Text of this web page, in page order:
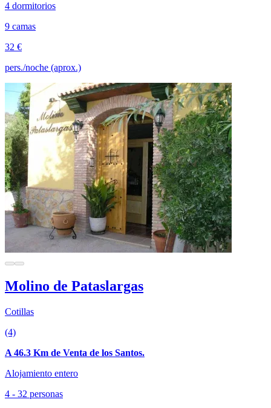
4 dormitorios
9 camas
32 €
pers./noche (aprox.)
Molino de Pataslargas
Cotillas
(4)
A 46.3 Km de Venta de los Santos.
Alojamiento entero
4 - 32 personas